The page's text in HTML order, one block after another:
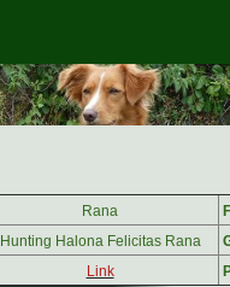
Rana
Hunting Halona Felicitas Rana
Link